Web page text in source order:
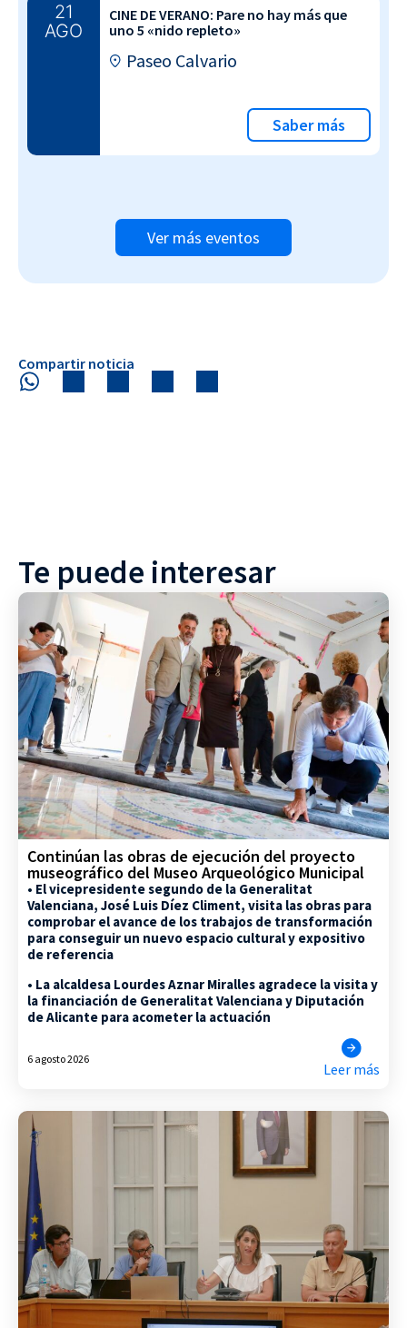
21
AGO
CINE DE VERANO: Pare no hay más que
uno 5 «nido repleto»
Paseo Calvario
Saber más
Ver más eventos
Compartir noticia
Te puede interesar
Continúan las obras de ejecución del proyecto
museográfico del Museo Arqueológico Municipal
• El vicepresidente segundo de la Generalitat
Valenciana, José Luis Díez Climent, visita las obras para
comprobar el avance de los trabajos de transformación
para conseguir un nuevo espacio cultural y expositivo
de referencia
• La alcaldesa Lourdes Aznar Miralles agradece la visita y
la financiación de Generalitat Valenciana y Diputación
de Alicante para acometer la actuación
6 agosto 2026
Leer más